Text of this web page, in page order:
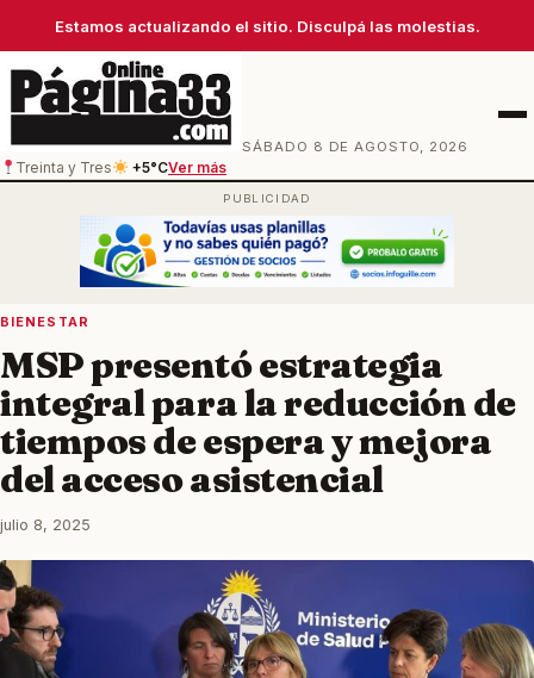
Estamos actualizando el sitio. Disculpá las molestias.
SÁBADO 8 DE AGOSTO, 2026
Treinta y Tres
+5°CVer más
Menú
BIENESTAR
MSP presentó estrategia
integral para la reducción de
tiempos de espera y mejora
del acceso asistencial
julio 8, 2025